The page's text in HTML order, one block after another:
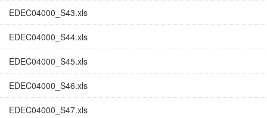
EDEC04000_S43.xls
EDEC04000_S44.xls
EDEC04000_S45.xls
EDEC04000_S46.xls
EDEC04000_S47.xls